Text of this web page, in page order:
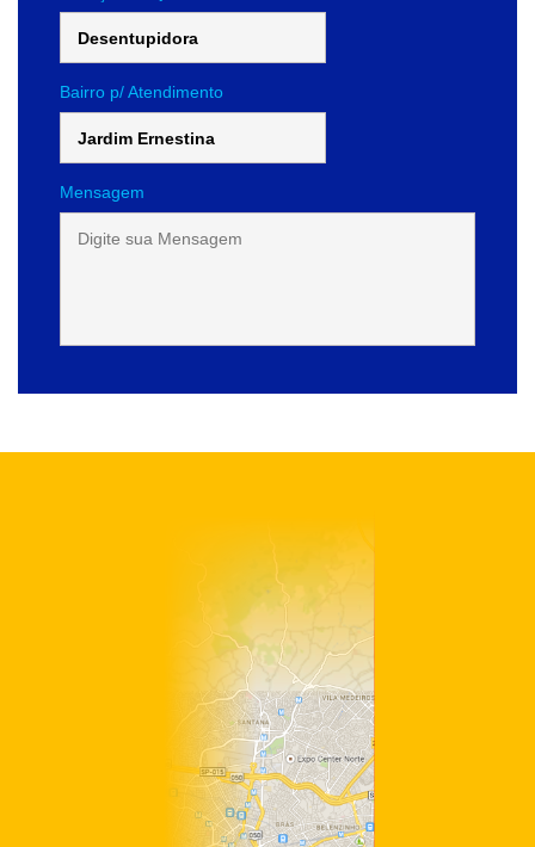
Bairro p/ Atendimento
Mensagem